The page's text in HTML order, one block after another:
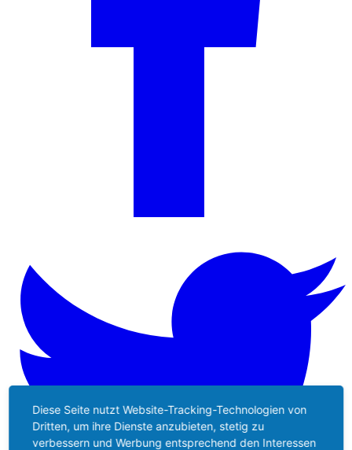
Diese Seite nutzt Website-Tracking-Technologien von
Dritten, um ihre Dienste anzubieten, stetig zu
verbessern und Werbung entsprechend den Interessen